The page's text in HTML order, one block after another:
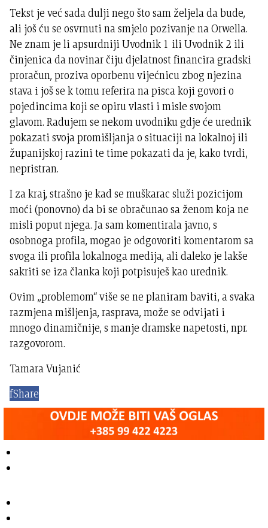
Tekst je već sada dulji nego što sam željela da bude,
ali još ću se osvrnuti na smjelo pozivanje na Orwella.
Ne znam je li apsurdniji Uvodnik 1 ili Uvodnik 2 ili
činjenica da novinar čiju djelatnost financira gradski
proračun, proziva oporbenu vijećnicu zbog njezina
stava i još se k tomu referira na pisca koji govori o
pojedincima koji se opiru vlasti i misle svojom
glavom. Radujem se nekom uvodniku gdje će urednik
pokazati svoja promišljanja o situaciji na lokalnoj ili
županijskoj razini te time pokazati da je, kako tvrdi,
nepristran.
I za kraj, strašno je kad se muškarac služi pozicijom
moći (ponovno) da bi se obračunao sa ženom koja ne
misli poput njega. Ja sam komentirala javno, s
osobnoga profila, mogao je odgovoriti komentarom sa
svoga ili profila lokalnoga medija, ali daleko je lakše
sakriti se iza članka koji potpisuješ kao urednik.
Ovim „problemom“ više se ne planiram baviti, a svaka
razmjena mišljenja, rasprava, može se odvijati i
mnogo dinamičnije, s manje dramske napetosti, npr.
razgovorom.
Tamara Vujanić
fShare